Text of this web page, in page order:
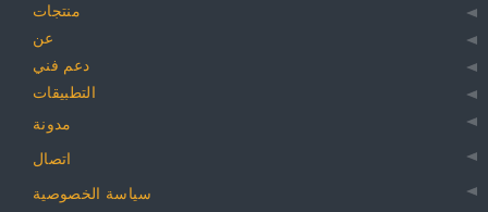
منتجات
عن
دعم فني
التطبيقات
مدونة
اتصال
سياسة الخصوصية